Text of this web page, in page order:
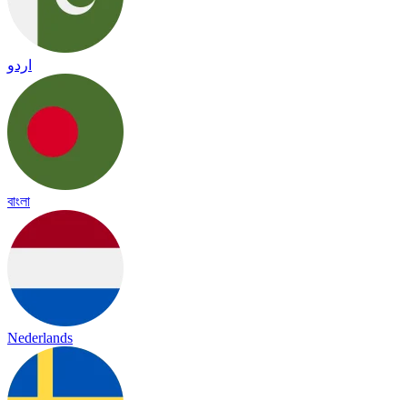
اردو
বাংলা
Nederlands